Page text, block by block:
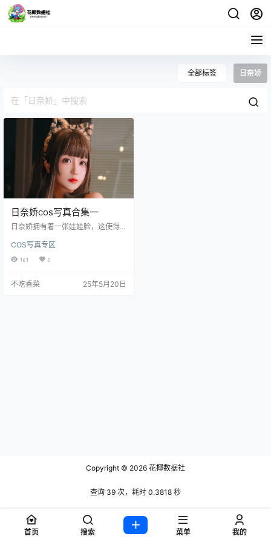
全部标签 日奈娇
日奈娇cos写真合集一
日奈娇拥有着一张娃娃脸，这使得
颖而出。她为角色扮演付出了大量
心血，投入了大量时间和精力在化
加真实的视觉体验。如今，她在社
COS写真专区
161 0
不吃香菜 25年5月20日
Copyright © 2026 花椰数据社
查询 39 次，耗时 0.3818 秒
首页 搜索 菜单 我的